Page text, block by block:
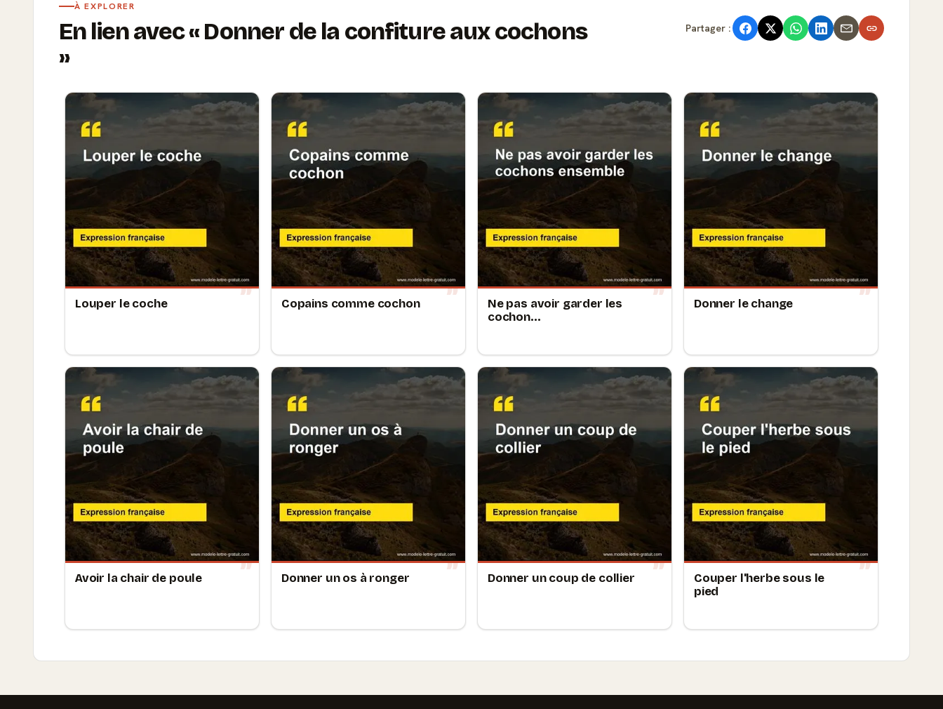
À EXPLORER
En lien avec Donner de la confiture aux cochons Partager :
Louper le coche Copains comme cochon
Ne pas avoir garder les
cochon...
Donner le change
Avoir la chair de poule Donner un os à ronger Donner un coup de collier
Couper l'herbe sous le
pied